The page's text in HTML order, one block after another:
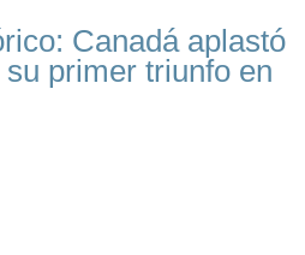
Canadá aplastó
primer triunfo en